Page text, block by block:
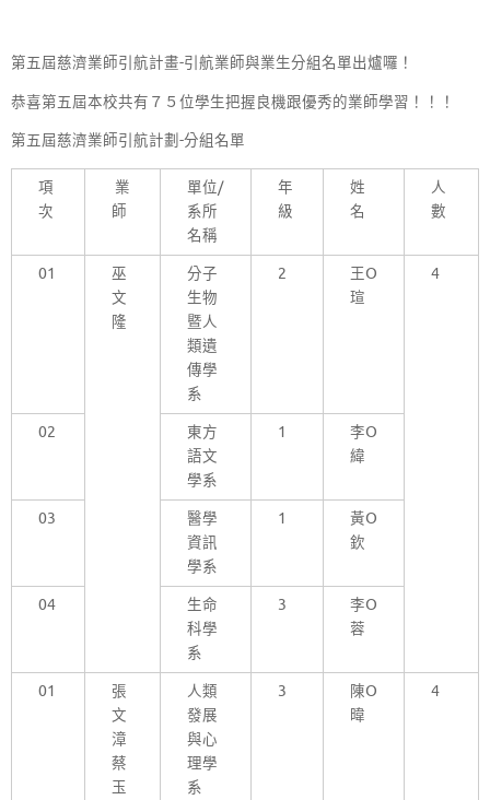
第五屆慈濟業師引航計畫-引航業師與業生分組名單出爐囉！
恭喜第五屆本校共有７５位學生把握良機跟優秀的業師學習！！！
第五屆慈濟業師引航計劃-分組名單
項
次
業
師
單位/
系所
名稱
年
級
姓
名
人
數
01
巫
文
隆
分子
生物
暨人
類遺
傳學
系
2
王O
瑄
4
02
東方
語文
學系
1
李O
緯
03
醫學
資訊
學系
1
黃O
欽
04
生命
科學
系
3
李O
蓉
01
張
文
漳
蔡
玉
人類
發展
與心
理學
系
3
陳O
暐
4